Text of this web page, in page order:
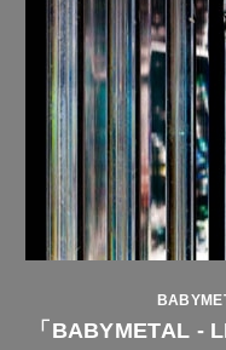
「BABYMETAL -